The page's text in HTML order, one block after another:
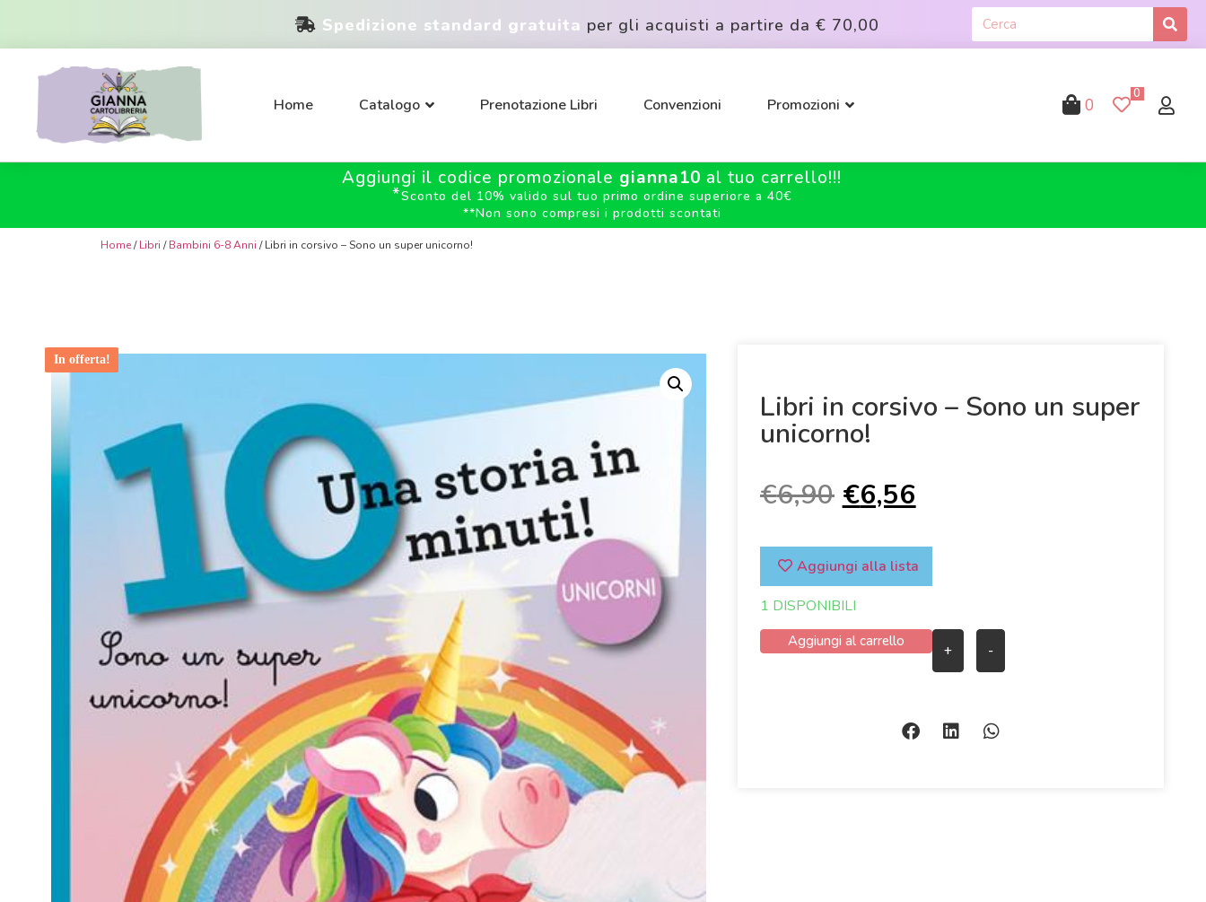
Spedizione standard gratuita per gli acquisti a partire da € 70,00
Home Catalogo Prenotazione Libri Convenzioni Promozioni 0
0
Aggiungi il codice promozionale gianna10 al tuo carrello!!!
*Sconto del 10% valido sul tuo primo ordine superiore a 40€
**Non sono compresi i prodotti scontati
Home/Libri /Bambini 6-8 Anni / Libri in corsivo – Sono un super unicorno!
In offerta!
Libri in corsivo – Sono un super
unicorno!
€6,90 €6,56
Aggiungi alla lista
1 DISPONIBILI
+ -
Aggiungi al carrello